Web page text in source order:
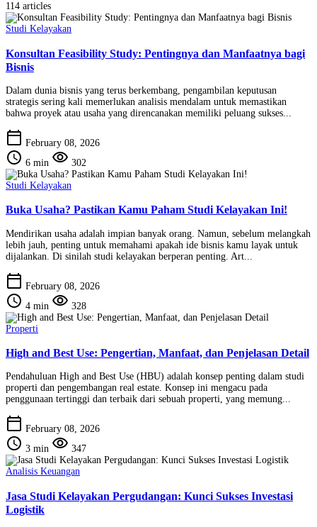
114 articles
Studi Kelayakan
Konsultan Feasibility Study: Pentingnya dan Manfaatnya bagi
Bisnis
Dalam dunia bisnis yang terus berkembang, pengambilan keputusan
strategis sering kali memerlukan analisis mendalam untuk memastikan
bahwa proyek atau usaha yang direncanakan memiliki peluang sukses...
calendar_today February 08, 2026
schedule 6 min visibility 302
Studi Kelayakan
Buka Usaha? Pastikan Kamu Paham Studi Kelayakan Ini!
Mendirikan usaha adalah impian banyak orang. Namun, sebelum melangkah
lebih jauh, penting untuk memahami apakah ide bisnis kamu layak untuk
dijalankan. Di sinilah studi kelayakan berperan penting. Art...
calendar_today February 08, 2026
schedule 4 min visibility 328
Properti
High and Best Use: Pengertian, Manfaat, dan Penjelasan Detail
Pendahuluan High and Best Use (HBU) adalah konsep penting dalam studi
properti dan pengembangan real estate. Konsep ini mengacu pada
penggunaan tertinggi dan terbaik dari sebuah properti, yang memung...
calendar_today February 08, 2026
schedule 3 min visibility 347
Analisis Keuangan
Jasa Studi Kelayakan Pergudangan: Kunci Sukses Investasi
Logistik